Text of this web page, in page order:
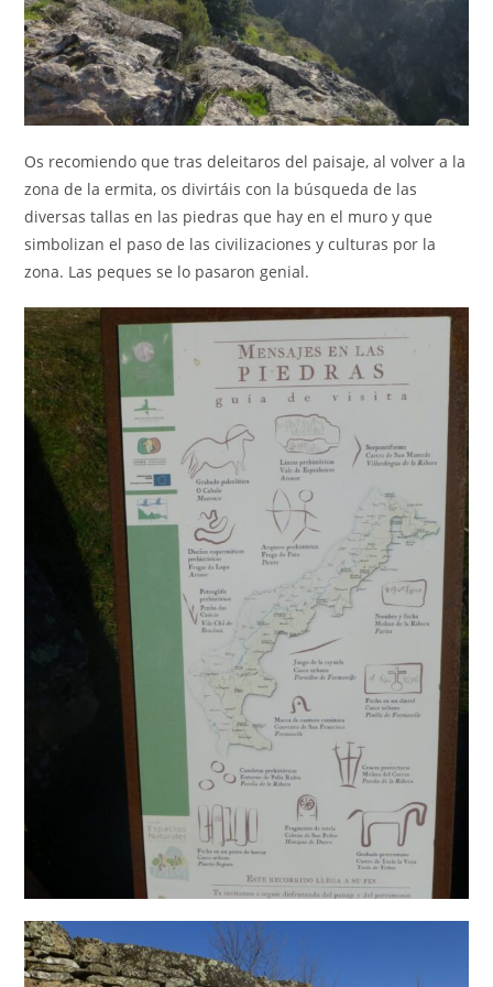
Os recomiendo que tras deleitaros del paisaje, al volver a la
zona de la ermita, os divirtáis con la búsqueda de las
diversas tallas en las piedras que hay en el muro y que
simbolizan el paso de las civilizaciones y culturas por la
zona. Las peques se lo pasaron genial.